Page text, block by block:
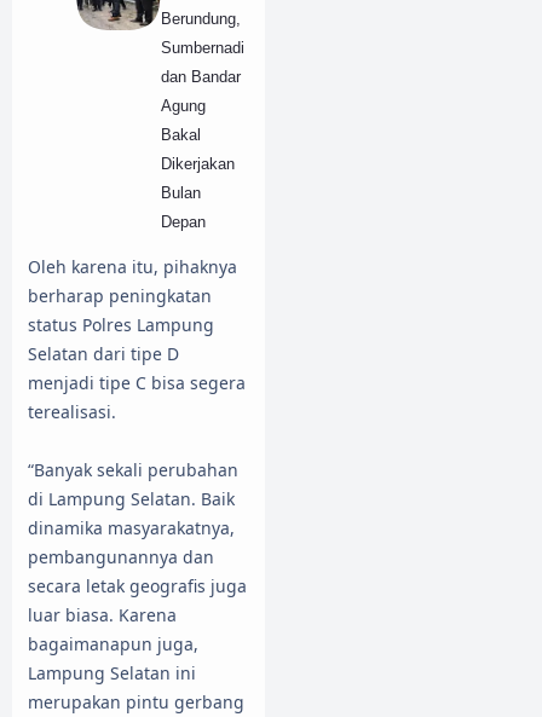
Berundung,
Sumbernadi
dan Bandar
Agung
Bakal
Dikerjakan
Bulan
Depan
Oleh karena itu, pihaknya
berharap peningkatan
status Polres Lampung
Selatan dari tipe D
menjadi tipe C bisa segera
terealisasi.
“Banyak sekali perubahan
di Lampung Selatan. Baik
dinamika masyarakatnya,
pembangunannya dan
secara letak geografis juga
luar biasa. Karena
bagaimanapun juga,
Lampung Selatan ini
merupakan pintu gerbang